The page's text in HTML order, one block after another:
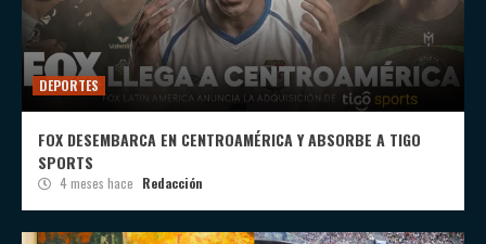
DEPORTES
FOX DESEMBARCA EN CENTROAMÉRICA Y ABSORBE A TIGO
SPORTS
4 meses hace Redacción